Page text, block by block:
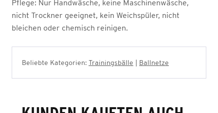
Pflege: Nur Handwäsche, keine Maschinenwäsche,
nicht Trockner geeignet, kein Weichspüler, nicht
bleichen oder chemisch reinigen.
Beliebte Kategorien: Trainingsbälle Ballnetze